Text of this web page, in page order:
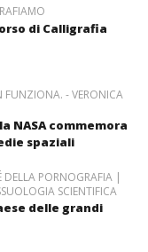
di Calligrafia
- VERONICA
NASA commemora
spaziali
PORNOGRAFIA |
SCIENTIFICA
delle grandi